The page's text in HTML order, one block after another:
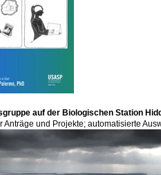
auf der Biologischen Station
Anträge und Projekte; automatisierte